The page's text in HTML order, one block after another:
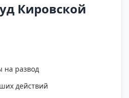
Кировской
на развод
действий